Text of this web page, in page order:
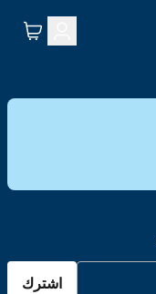
اشترك